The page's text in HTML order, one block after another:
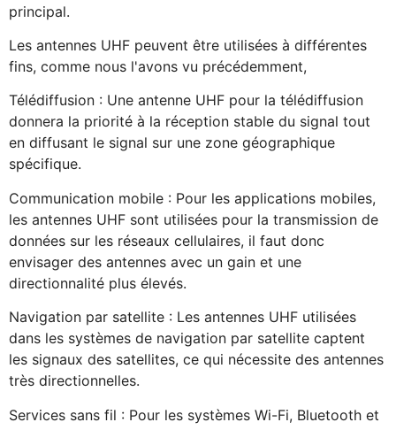
principal.
Les antennes UHF peuvent être utilisées à différentes
fins, comme nous l'avons vu précédemment,
Télédiffusion : Une antenne UHF pour la télédiffusion
donnera la priorité à la réception stable du signal tout
en diffusant le signal sur une zone géographique
spécifique.
Communication mobile : Pour les applications mobiles,
les antennes UHF sont utilisées pour la transmission de
données sur les réseaux cellulaires, il faut donc
envisager des antennes avec un gain et une
directionnalité plus élevés.
Navigation par satellite : Les antennes UHF utilisées
dans les systèmes de navigation par satellite captent
les signaux des satellites, ce qui nécessite des antennes
très directionnelles.
Services sans fil : Pour les systèmes Wi-Fi, Bluetooth et